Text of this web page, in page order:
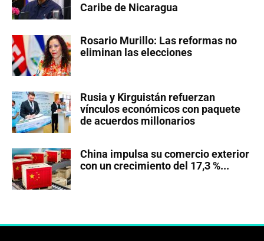
Caribe de Nicaragua
Rosario Murillo: Las reformas no
eliminan las elecciones
Rusia y Kirguistán refuerzan
vínculos económicos con paquete
de acuerdos millonarios
China impulsa su comercio exterior
con un crecimiento del 17,3 %...